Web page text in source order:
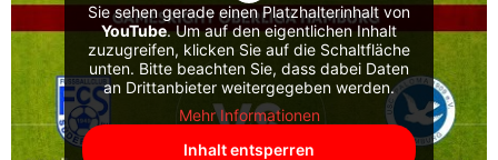
Sie sehen gerade einen Platzhalterinhalt von
YouTube. Um auf den eigentlichen Inhalt
zuzugreifen, klicken Sie auf die Schaltfläche
unten. Bitte beachten Sie, dass dabei Daten
an Drittanbieter weitergegeben werden.
Mehr Informationen
Inhalt entsperren